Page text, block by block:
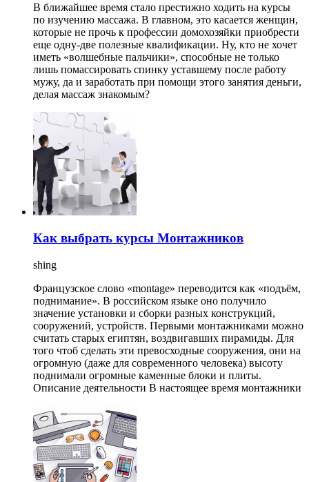
В ближайшее время стало престижно ходить на курсы
по изучению массажа. В главном, это касается женщин,
которые не прочь к профессии домохозяйки приобрести
еще одну-две полезные квалификации. Ну, кто не хочет
иметь «волшебные пальчики», способные не только
лишь помассировать спинку уставшему после работу
мужу, да и заработать при помощи этого занятия деньги,
делая массаж знакомым?
Как выбрать курсы Монтажников
shing
Французское слово «montage» переводится как «подъём,
поднимание». В российском языке оно получило
значение установки и сборки разных конструкций,
сооружений, устройств. Первыми монтажниками можно
считать старых египтян, воздвигавших пирамиды. Для
того чтоб сделать эти превосходные сооружения, они на
огромную (даже для современного человека) высоту
поднимали огромные каменные блоки и плиты.
Описание деятельности В настоящее время монтажники